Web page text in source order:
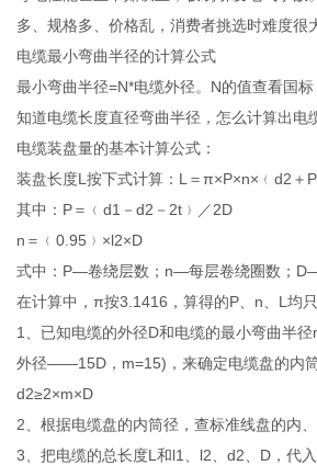
多、规格多、价格乱，消费者挑选时难度很
电缆最小弯曲半径的计算公式
最小弯曲半径=N*电缆外径。N的值查看国
知道电缆长度直径弯曲半径，怎么计算出电
电缆装盘量的基本计算公式：
装盘长度L按下式计算：L＝π×P×n×﹙d2＋
其中：P＝﹙d1－d2－2t﹚／2D
n＝﹙0.95﹚×l2×D
式中：P—卷绕层数；n—每层卷绕圈数；
在计算中，π按3.1416，算得的P、n、L均
1、已知电缆的外径D和电缆的最小弯曲半
外径——15D，m=15)，来确定电缆盘的内筒
d2≥2×m×D
2、根据电缆盘的内筒径，查标准线盘的内
3、把电缆的总长度L和l1、l2、d2、D，代